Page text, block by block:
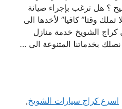
؟ هل ترغب بإجراء صيانة
وقتا” كافيا” لأخدها الى
الشويخ خدمة منازل
بخدماتنا المتنوعة الى …
اسرع كراج سيارات الشويخ,